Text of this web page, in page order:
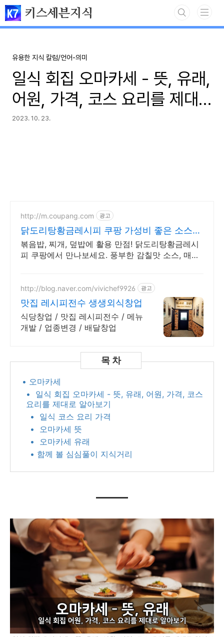
본문 바로가기
키스세븐지식
유용한 지식 칼럼/언어-의미
일식 회집 오마카세 - 뜻, 유래,
어원, 가격, 코스 요리를 제대
로 알아보기
2023. 10. 23.
http://m.coupang.com 광고
닭도리탕황금레시피 쿠팡 가성비 좋은 소스
한가득
볶음밥, 찌개, 덮밥에 활용 만점! 닭도리탕황금레시
피 쿠팡에서 만나보세요. 풍부한 감칠맛 소스, 매일
http://blog.naver.com/vivichef9926 광고
맛집 레시피전수 생생외식창업
식당창업 / 맛집 레시피전수 / 메뉴
개발 / 업종변경 / 배달창업
• 오마카세
• ​ 일식 회집 오마카세 - 뜻, 유래, 어원, 가격, 코스
요리를 제대로 알아보기
• ​ 일식 코스 요리 가격
• ​ 오마카세 뜻
• ​ 오마카세 유래
• 함께 볼 심심풀이 지식거리